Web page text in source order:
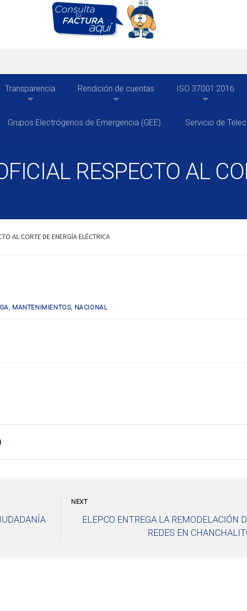
Transparencia Rendición de cuentas ISO 37001:2016
Grupos Electrógenos de Emergencia (GEE). Servicio de
RESPECTO AL
AL CORTE DE ENERGÍA ELÉCTRICA
, MANTENIMIENTOS, NACIONAL
NEXT
ELEPCO ENTREGA LA REMODELACIÓN
REDES EN